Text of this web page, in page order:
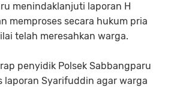
menindaklanjuti laporan H
memproses secara hukum pria
telah meresahkan warga.
penyidik Polsek Sabbangparu
laporan Syarifuddin agar warga